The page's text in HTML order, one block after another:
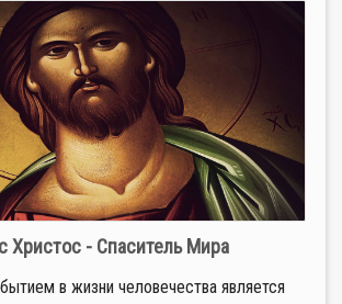
Христос - Спаситель Мира
в жизни человечества является